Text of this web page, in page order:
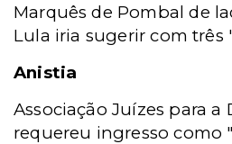
Marquês de Pombal de
Lula iria sugerir com três
Anistia
Associação Juízes para a
requereu ingresso como